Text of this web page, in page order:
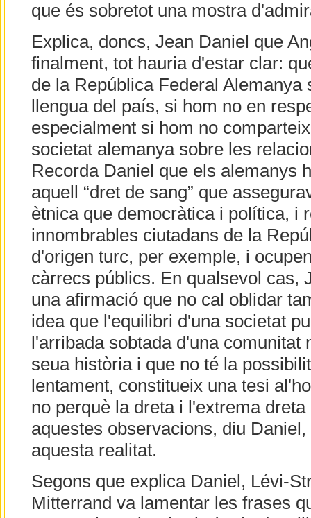
que és sobretot una mostra
Explica, doncs, Jean Daniel que
finalment, tot hauria d'estar clar:
de la República Federal Alemanya
llengua del país, si hom no en
especialment si hom no
societat alemanya sobre les
Recorda Daniel que els alemanys
aquell “dret de sang” que
ètnica que democràtica i política, i
innombrables ciutadans de la
d'origen turc, per exemple, i
càrrecs públics. En qualsevol cas,
una afirmació que no cal oblidar
idea que l'equilibri d'una societat
l'arribada sobtada d'una comunitat
seua història i que no té la
lentament, constitueix una tesi
no perquè la dreta i l'extrema
aquestes observacions, diu
aquesta realitat.
Segons que explica Daniel, Lévi-
Mitterrand va lamentar les frases